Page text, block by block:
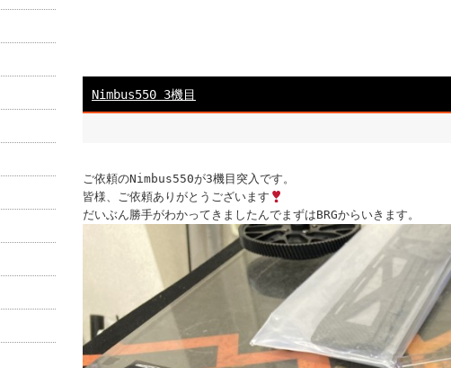
Nimbus550 3機目
ご依頼のNimbus550が3機目突入です。
皆様、ご依頼ありがとうございます
だいぶん勝手がわかってきましたんでまずはBRGからいきます。